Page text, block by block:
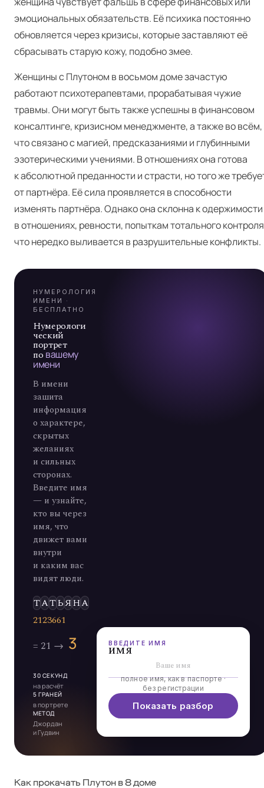
эмоциональных обязательств. Её психика постоянно
обновляется через кризисы, которые заставляют её
сбрасывать старую кожу, подобно змее.
Женщины с Плутоном в восьмом доме зачастую
работают психотерапевтами, прорабатывая чужие
травмы. Они могут быть также успешны в финансовом
консалтинге, кризисном менеджменте, а также во всём,
что связано с магией, предсказаниями и глубинными
эзотерическими учениями. В отношениях она готова
к абсолютной преданности и страсти, но того же
от партнёра. Её сила проявляется в способности
изменять партнёра. Однако она склонна к одержимости
в отношениях, ревности, попыткам тотального
что нередко выливается в разрушительные конфликты.
А
7
НУМЕРОЛОГИЯ
ИМЕНИ ·
БЕСПЛАТНО
Нумерологи
ческий
портрет
по вашему
имени
В имени
зашита
информация
о характере,
скрытых
желаниях
и сильных
сторонах.
Введите имя
— и узнайте,
кто вы через
имя, что
движет вами
внутри
и каким вас
видят люди.
ЭЛЬД А
30 СЕКУНД
на расчёт
5 ГРАНЕЙ
в портрете
МЕТОД
Джордан
и Гудвин
ВВЕДИТЕ ИМЯ
имя
полное имя, как в паспорте ·
без регистрации
Показать разбор
Как прокачать Плутон в 8 доме